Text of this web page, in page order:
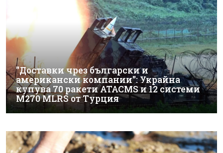
"Доставки чрез български и
американски компании": Украйна
купува 70 ракети ATACMS и 12 системи
M270 MLRS от Турция